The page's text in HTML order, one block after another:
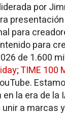
por
para
para
de 1.600
;TIME 100
la era de la
a marcas